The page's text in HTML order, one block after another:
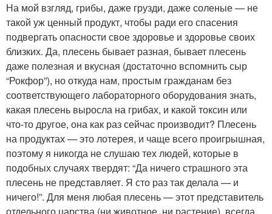
На мой взгляд, грибы, даже грузди, даже соленые — не
такой уж ценный продукт, чтобы ради его спасения
подвергать опасности свое здоровье и здоровье своих
близких. Да, плесень бывает разная, бывает плесень
даже полезная и вкусная (достаточно вспомнить сыр
“Рокфор”), но откуда нам, простым гражданам без
соответствующего лабораторного оборудования знать,
какая плесень выросла на грибах, и какой токсин или
что-то другое, она как раз сейчас производит? Плесень
на продуктах — это лотерея, и чаще всего проигрышная,
поэтому я никогда не слушаю тех людей, которые в
подобных случаях твердят: “Да ничего страшного эта
плесень не представляет. Я сто раз так делала — и
ничего!”. Для меня любая плесень — этот представитель